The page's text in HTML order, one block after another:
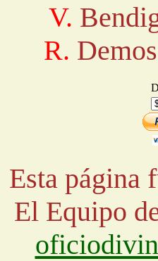
V.
R.
Esta página
El Equipo